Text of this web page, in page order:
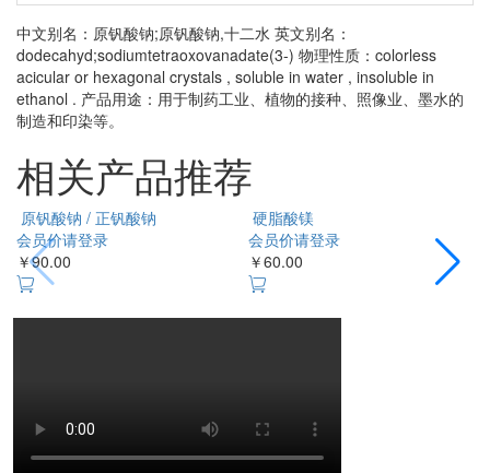
中文别名：原钒酸钠;原钒酸钠,十二水 英文别名：
dodecahyd;sodiumtetraoxovanadate(3-) 物理性质：colorless
acicular or hexagonal crystals , soluble in water , insoluble in
ethanol . 产品用途：用于制药工业、植物的接种、照像业、墨水的
制造和印染等。
相关产品推荐
/ 正钒酸钠
会员价请登录
￥90.00
会员价请登录
￥60.00